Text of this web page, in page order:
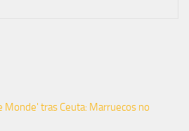
Monde' tras Ceuta: Marruecos no